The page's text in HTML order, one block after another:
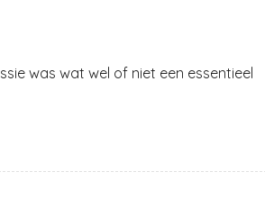
was wat wel of niet een essentieel